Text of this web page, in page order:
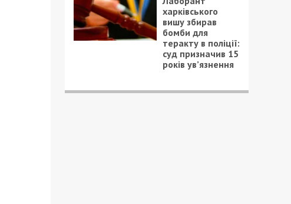
харківського
вишу збирав
бомби для
теракту в поліції:
суд призначив 15
років ув’язнення